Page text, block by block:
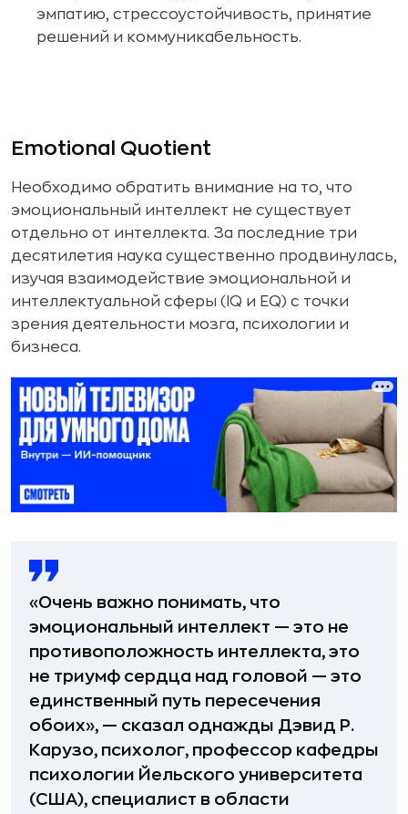
эмпатию, стрессоустойчивость, принятие
решений и коммуникабельность.
Emotional Quotient
Необходимо обратить внимание на то, что
эмоциональный интеллект не существует
отдельно от интеллекта. За последние три
десятилетия наука существенно продвинулась,
изучая взаимодействие эмоциональной и
интеллектуальной сферы (IQ и EQ) с точки
зрения деятельности мозга, психологии и
бизнеса.
«Очень важно понимать, что
эмоциональный интеллект — это не
противоположность интеллекта, это
не триумф сердца над головой — это
единственный путь пересечения
обоих», — сказал однажды Дэвид Р.
Карузо, психолог, профессор кафедры
психологии Йельского университета
(США), специалист в области